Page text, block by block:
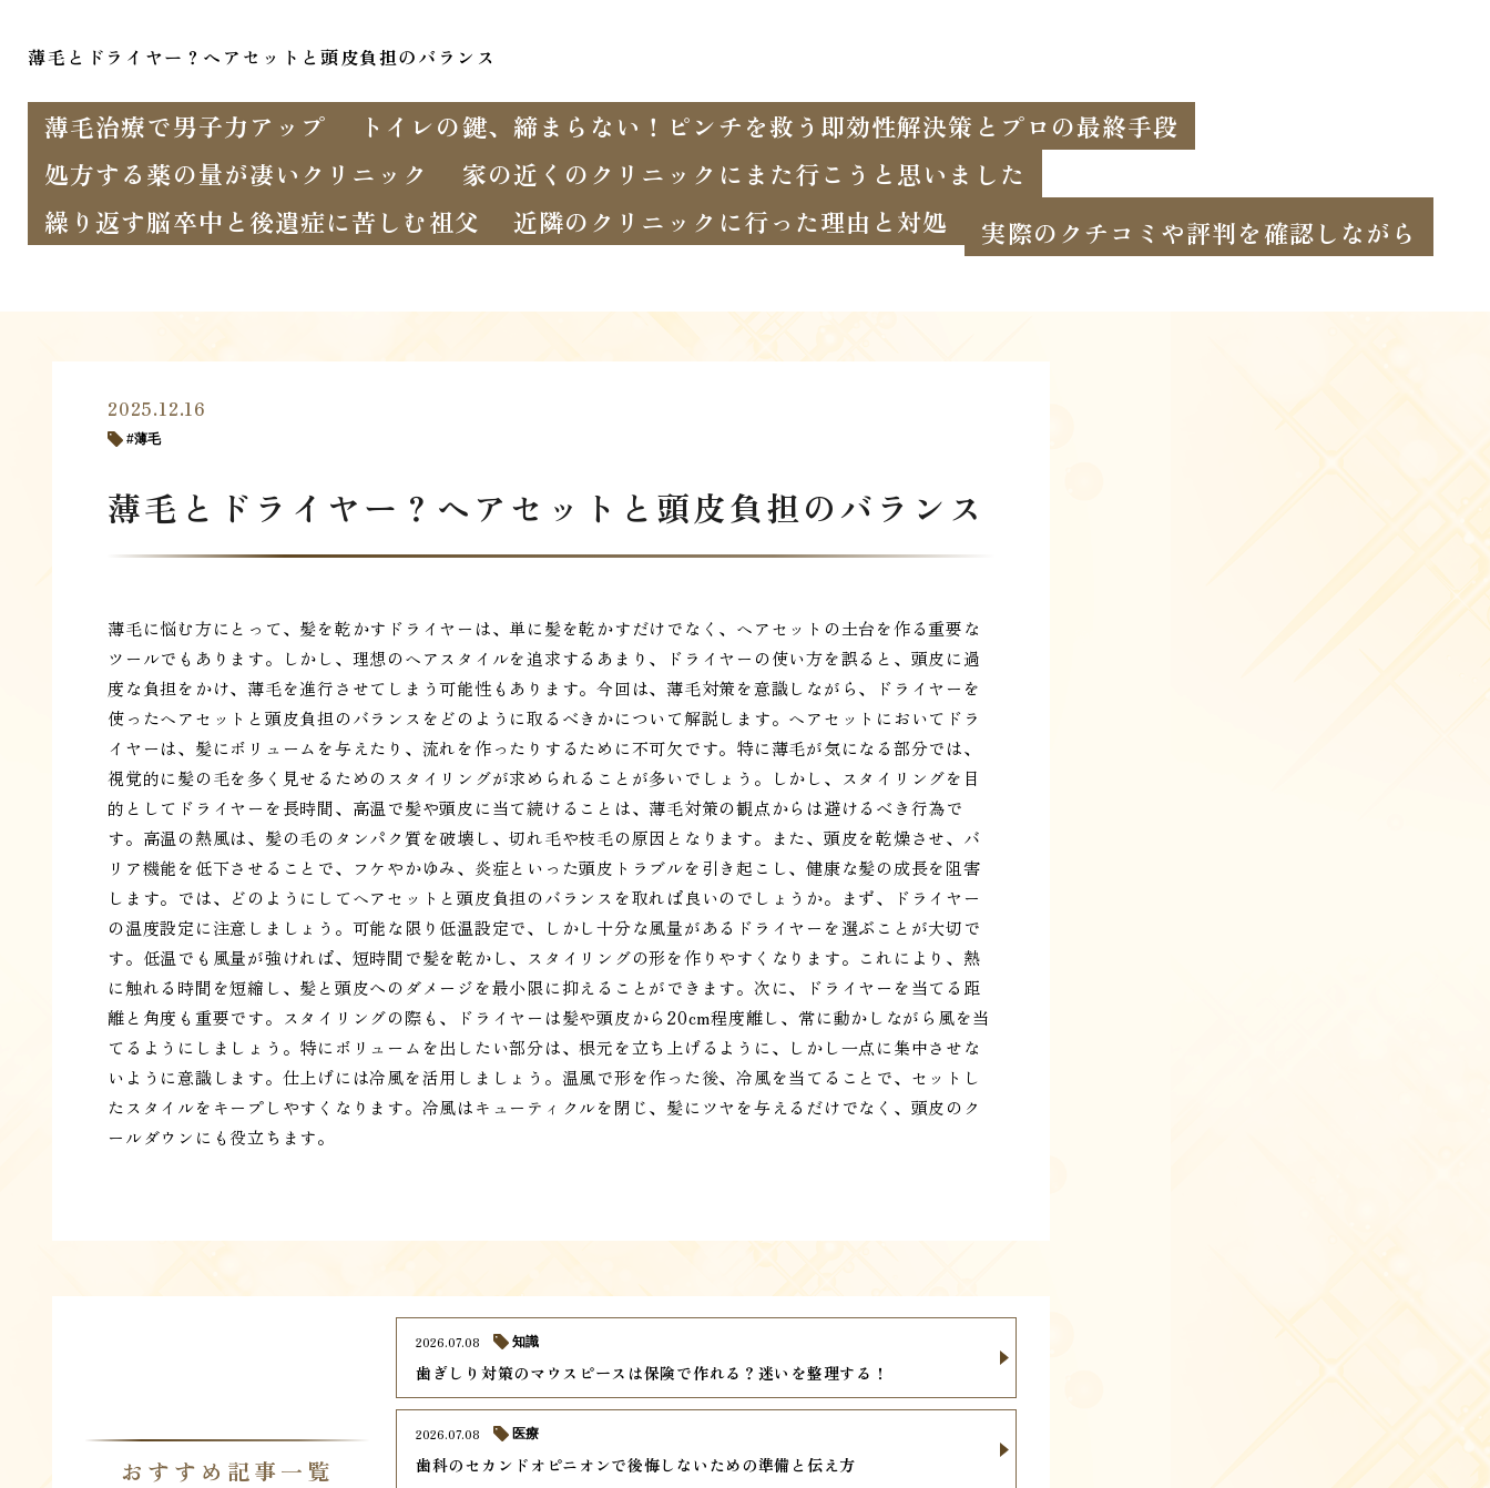
薄毛とドライヤー？ヘアセットと頭皮負担のバランス
薄毛治療で男子力アップ
トイレの鍵、締まらない！ピンチを救う即効性解決策とプロの最終手段
処方する薬の量が凄いクリニック
家の近くのクリニックにまた行こうと思いました
繰り返す脳卒中と後遺症に苦しむ祖父
近隣のクリニックに行った理由と対処 実際のクチコミや評判を確認しながら
2025.12.16
薄毛
薄毛とドライヤー？ヘアセットと頭皮負担のバランス
薄毛に悩む方にとって、髪を乾かすドライヤーは、単に髪を乾かすだけでなく、ヘアセットの土台を作る重要な
ツールでもあります。しかし、理想のヘアスタイルを追求するあまり、ドライヤーの使い方を誤ると、頭皮に過
度な負担をかけ、薄毛を進行させてしまう可能性もあります。今回は、薄毛対策を意識しながら、ドライヤーを
使ったヘアセットと頭皮負担のバランスをどのように取るべきかについて解説します。ヘアセットにおいてドラ
イヤーは、髪にボリュームを与えたり、流れを作ったりするために不可欠です。特に薄毛が気になる部分では、
視覚的に髪の毛を多く見せるためのスタイリングが求められることが多いでしょう。しかし、スタイリングを目
的としてドライヤーを長時間、高温で髪や頭皮に当て続けることは、薄毛対策の観点からは避けるべき行為で
す。高温の熱風は、髪の毛のタンパク質を破壊し、切れ毛や枝毛の原因となります。また、頭皮を乾燥させ、バ
リア機能を低下させることで、フケやかゆみ、炎症といった頭皮トラブルを引き起こし、健康な髪の成長を阻害
します。では、どのようにしてヘアセットと頭皮負担のバランスを取れば良いのでしょうか。まず、ドライヤー
の温度設定に注意しましょう。可能な限り低温設定で、しかし十分な風量があるドライヤーを選ぶことが大切で
す。低温でも風量が強ければ、短時間で髪を乾かし、スタイリングの形を作りやすくなります。これにより、熱
に触れる時間を短縮し、髪と頭皮へのダメージを最小限に抑えることができます。次に、ドライヤーを当てる距
離と角度も重要です。スタイリングの際も、ドライヤーは髪や頭皮から20cm程度離し、常に動かしながら風を当
てるようにしましょう。特にボリュームを出したい部分は、根元を立ち上げるように、しかし一点に集中させな
いように意識します。仕上げには冷風を活用しましょう。温風で形を作った後、冷風を当てることで、セットし
たスタイルをキープしやすくなります。冷風はキューティクルを閉じ、髪にツヤを与えるだけでなく、頭皮のク
ールダウンにも役立ちます。
おすすめ記事一覧
歯ぎしり対策のマウスピースは保険で作れる？迷いを整理する！
2026.07.08 知識
歯科のセカンドオピニオンで後悔しないための準備と伝え方
2026.07.08 医療